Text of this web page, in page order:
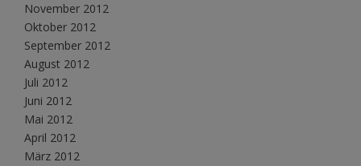
November 2012
Oktober 2012
September 2012
August 2012
Juli 2012
Juni 2012
Mai 2012
April 2012
März 2012